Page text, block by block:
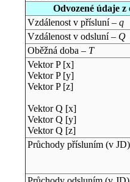
Odvozené údaje
Vzdálenost v přísluní – q
Vzdálenost v odsluní – Q
Oběžná doba – T
Vektor P [x]
Vektor P [y]
Vektor P [z]
Vektor Q [x]
Vektor Q [y]
Vektor Q [z]
Průchody přísluním (v JD)